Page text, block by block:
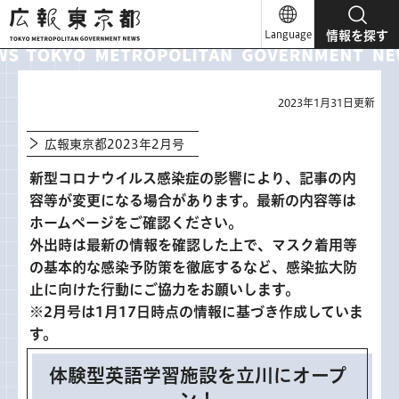
広報東京都
Language 情報を探す
2023年1月31日更新
広報東京都2023年2月号
新型コロナウイルス感染症の影響により、記事の内
容等が変更になる場合があります。最新の内容等は
ホームページをご確認ください。
外出時は最新の情報を確認した上で、マスク着用等
の基本的な感染予防策を徹底するなど、感染拡大防
止に向けた行動にご協力をお願いします。
※2月号は1月17日時点の情報に基づき作成していま
す。
体験型英語学習施設を立川にオープ